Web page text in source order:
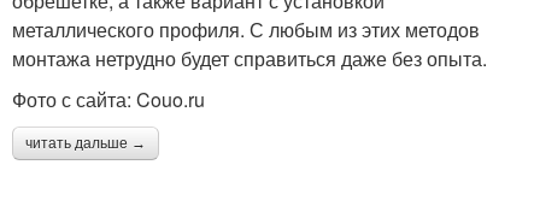
металлического профиля. С любым из этих методов
монтажа нетрудно будет справиться даже без опыта.
Фото с сайта: Couo.ru
читать дальше →